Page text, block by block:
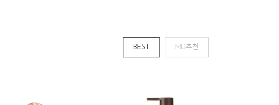
BEST MD추천